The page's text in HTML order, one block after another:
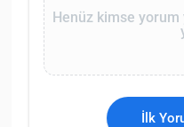
Henüz kimse yorum
İlk